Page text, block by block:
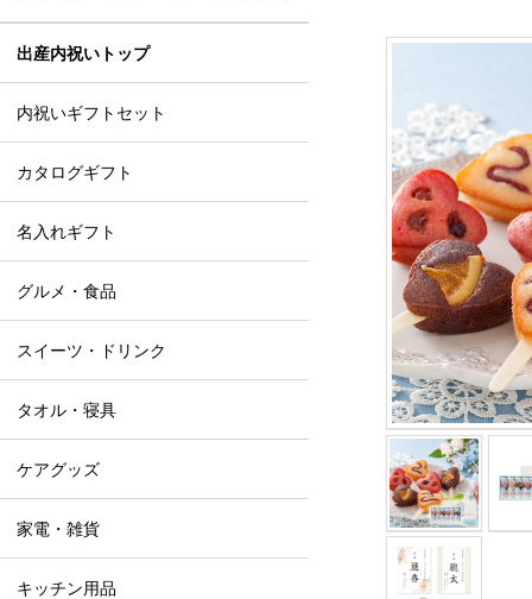
出産内祝いトップ
内祝いギフトセット
カタログギフト
名入れギフト
グルメ・食品
スイーツ・ドリンク
タオル・寝具
ケアグッズ
家電・雑貨
キッチン用品